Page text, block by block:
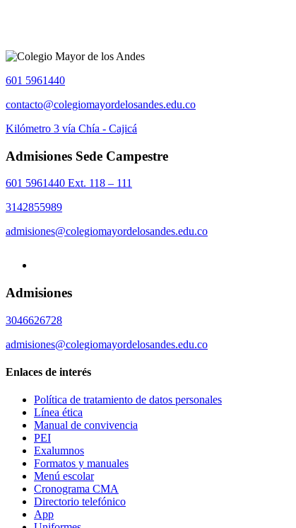
601 5961440
contacto@colegiomayordelosandes.edu.co
Kilómetro 3 vía Chía - Cajicá
Admisiones Sede Campestre
601 5961440 Ext. 118 – 111
3142855989
admisiones@colegiomayordelosandes.edu.co
Admisiones
3046626728
admisiones@colegiomayordelosandes.edu.co
Enlaces de interés
Política de tratamiento de datos personales
Línea ética
Manual de convivencia
PEI
Exalumnos
Formatos y manuales
Menú escolar
Cronograma CMA
Directorio telefónico
App